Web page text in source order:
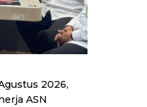
2026,
ASN